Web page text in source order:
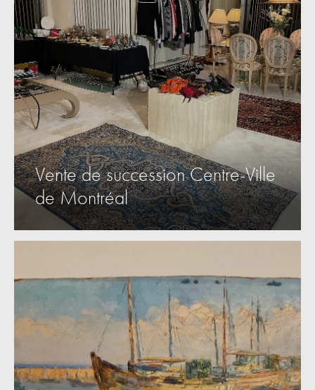
Vente de succession Centre-Ville
de Montréal